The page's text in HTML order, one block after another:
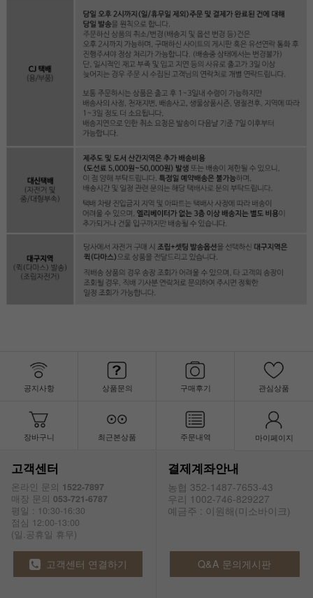
공지사항 상품문의 구매후기 관심상품
장바구니 최근본상품 주문내역 마이페이지
고객센터
온라인 문의 1522-7897
매장 문의 053-721-6787
평일 : 10:30-16:30
점심 12:00-13:00
(일.공휴일 휴무)
결제계좌안내
농협 352-1487-7653-43
우리 1002-746-829227
예금주 : 이원해(미소바이크)
고객센터 연결하기 Q&A 문의게시판